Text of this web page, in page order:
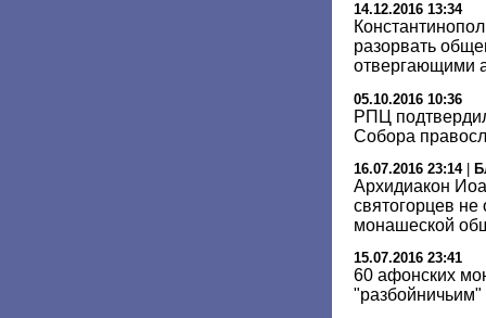
14.12.2016 13:34
разорвать
отвергающими
05.10.2016 10:36
РПЦ
Собора
16.07.2016 23:14|
Архидиакон
святогорцев
монашеской
15.07.2016 23:41
60 афонских
"разбойничьим"